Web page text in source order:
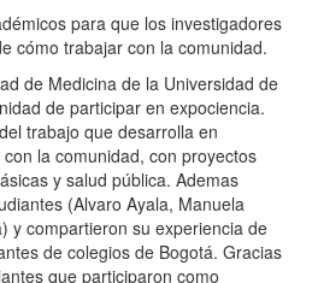
para que los investigadores
cómo trabajar con la comunidad.
de Medicina de la Universidad de
de participar en expociencia.
trabajo que desarrolla en
la comunidad, con proyectos
y salud pública. Ademas
(Alvaro Ayala, Manuela
y compartieron su experiencia de
de colegios de Bogotá. Gracias
que participaron como